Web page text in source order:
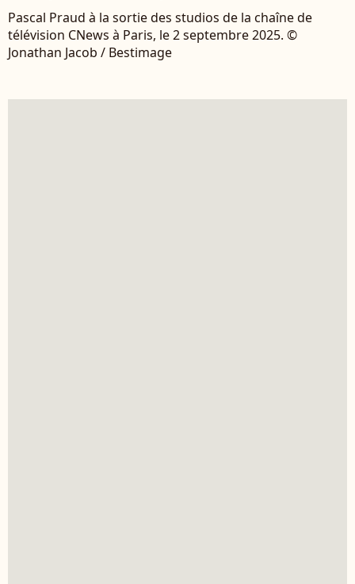
Pascal Praud à la sortie des studios de la chaîne de
télévision CNews à Paris, le 2 septembre 2025. ©
Jonathan Jacob / Bestimage